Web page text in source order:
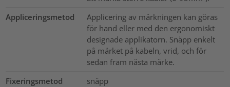
Appliceringsmetod
Applicering av märkningen kan göras
för hand eller med den ergonomiskt
designade applikatorn. Snäpp enkelt
på märket på kabeln, vrid, och för
sedan fram nästa märke.
Fixeringsmetod
snäpp